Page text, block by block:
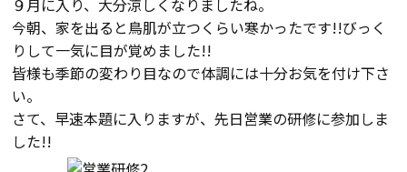
物件検索
会員登録
分譲モデルハウス
９月に入り、大分涼しくなりましたね。
今朝、家を出ると鳥肌が立つくらい寒かったです!!びっく
りして一気に目が覚めました!!
皆様も季節の変わり目なので体調には十分お気を付け下さ
い。
さて、早速本題に入りますが、先日営業の研修に参加しま
した!!